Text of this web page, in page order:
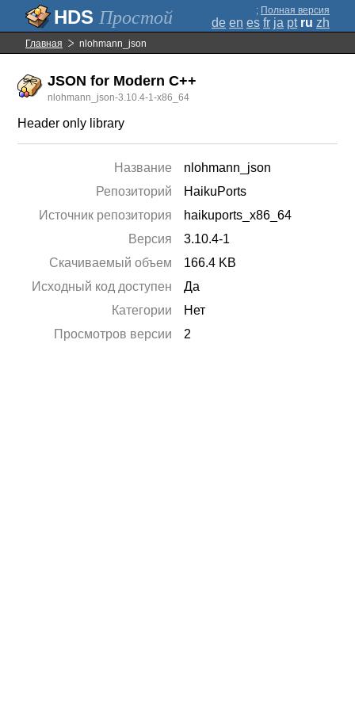
Простой ; Полная версия
de en es fr ja pt ru zh
Главная nlohmann_json
JSON for Modern C++
nlohmann_json-3.10.4-1-x86_64
Header only library
Название
nlohmann_json
Репозиторий
HaikuPorts
Источник репозитория
haikuports_x86_64
Версия
3.10.4-1
Скачиваемый объем
166.4 KB
Исходный код доступен
Да
Категории
Нет
Просмотров версии
2